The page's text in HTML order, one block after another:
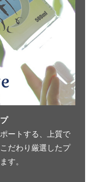
ートする、上質で
だわり厳選したプ
す。